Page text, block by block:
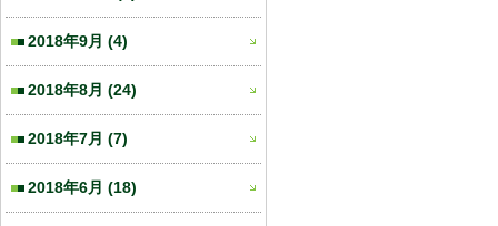
2018年9月 (4)
2018年8月 (24)
2018年7月 (7)
2018年6月 (18)